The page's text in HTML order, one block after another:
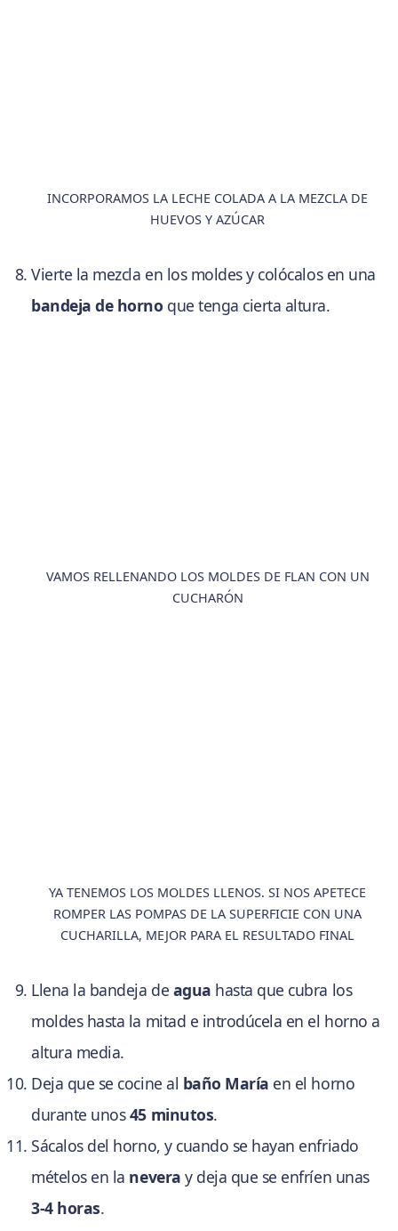
INCORPORAMOS LA LECHE COLADA A LA MEZCLA DE
HUEVOS Y AZÚCAR
Vierte la mezcla en los moldes y colócalos en una
bandeja de horno que tenga cierta altura.
VAMOS RELLENANDO LOS MOLDES DE FLAN CON UN
CUCHARÓN
YA TENEMOS LOS MOLDES LLENOS. SI NOS APETECE
ROMPER LAS POMPAS DE LA SUPERFICIE CON UNA
CUCHARILLA, MEJOR PARA EL RESULTADO FINAL
Llena la bandeja de agua hasta que cubra los
moldes hasta la mitad e introdúcela en el horno a
altura media.
Deja que se cocine al baño María en el horno
durante unos45 minutos.
Sácalos del horno, y cuando se hayan enfriado
mételos en la nevera y deja que se enfríen unas
3-4 horas.